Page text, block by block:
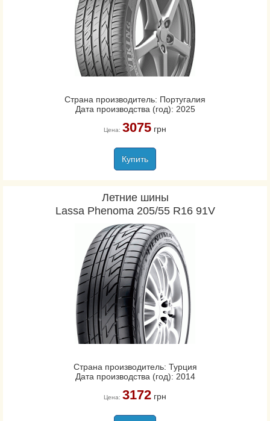
Страна производитель: Португалия
Дата производства (год): 2025
Цена: 3075грн
Купить
Летние шины
Lassa Phenoma 205/55 R16 91V
Страна производитель: Турция
Дата производства (год): 2014
Цена: 3172грн